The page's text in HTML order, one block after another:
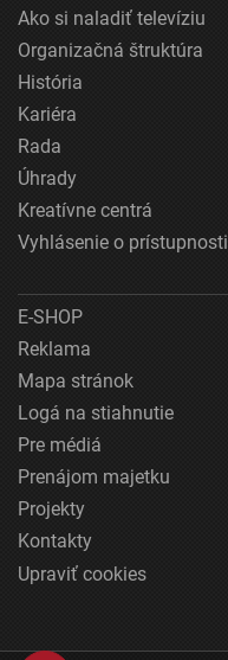
Ako si naladiť televíziu
Organizačná štruktúra
História
Kariéra
Rada
Úhrady
Kreatívne centrá
Vyhlásenie o prístupnosti
E-SHOP
Reklama
Mapa stránok
Logá na stiahnutie
Pre médiá
Prenájom majetku
Projekty
Kontakty
Upraviť cookies